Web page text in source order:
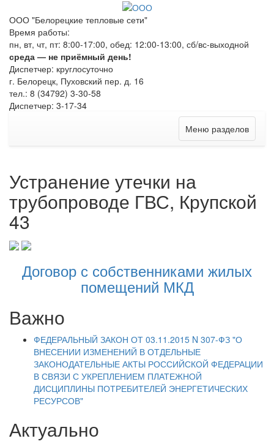
ООО "Белорецкие тепловые сети"
Время работы:
пн, вт, чт, пт: 8:00-17:00, обед: 12:00-13:00, сб/вс-выходной
среда — не приёмный день!
Диспетчер: круглосуточно
г. Белорецк, Пуховский пер. д. 16
тел.: 8 (34792) 3-30-58
Диспетчер: 3-17-34
Меню разделов
Устранение утечки на
трубопроводе ГВС, Крупской
43
Договор с собственниками жилых
помещений МКД
Важно
ФЕДЕРАЛЬНЫЙ ЗАКОН ОТ 03.11.2015 N 307-ФЗ "О
ВНЕСЕНИИ ИЗМЕНЕНИЙ В ОТДЕЛЬНЫЕ
ЗАКОНОДАТЕЛЬНЫЕ АКТЫ РОССИЙСКОЙ ФЕДЕРАЦИИ
В СВЯЗИ С УКРЕПЛЕНИЕМ ПЛАТЕЖНОЙ
ДИСЦИПЛИНЫ ПОТРЕБИТЕЛЕЙ ЭНЕРГЕТИЧЕСКИХ
РЕСУРСОВ"
Актуально